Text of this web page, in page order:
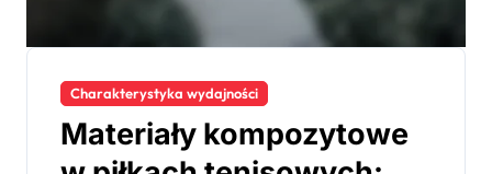
Charakterystyka wydajności
Materiały kompozytowe